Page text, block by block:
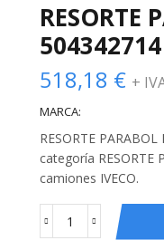
RESORTE
504342714
518,18 € +
MARCA:
RESORTE
categoría RESORTE
camiones IVECO.